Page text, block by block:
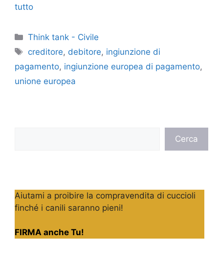
tutto
Categorie
Think tank - Civile
Tag
creditore, debitore, ingiunzione di
pagamento, ingiunzione europea di pagamento,
unione europea
Cerca
Aiutami a proibire la compravendita di cuccioli
finché i canili saranno pieni!
FIRMA anche Tu!